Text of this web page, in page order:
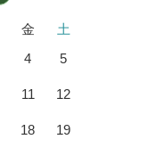
金
土
4 5
11 12
18 19